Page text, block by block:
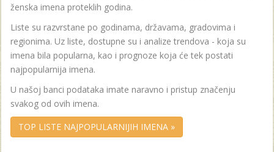
ženska imena proteklih godina.
Liste su razvrstane po godinama, državama, gradovima i
regionima. Uz liste, dostupne su i analize trendova - koja su
imena bila popularna, kao i prognoze koja će tek postati
najpopularnija imena.
U našoj banci podataka imate naravno i pristup značenju
svakog od ovih imena.
TOP LISTE NAJPOPULARNIJIH IMENA »